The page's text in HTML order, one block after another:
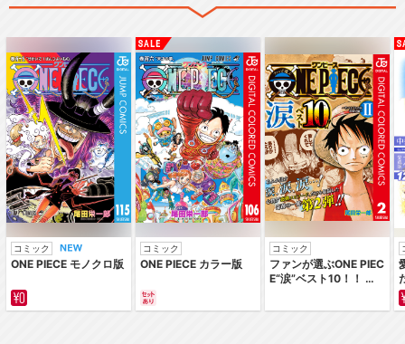
コミック
ONE PIECE モノクロ版
コミック
ONE PIECE カラー版
コミック
ファンが選ぶONE PIEC
E“涙”ベスト10！！ ～
編～ カラー版